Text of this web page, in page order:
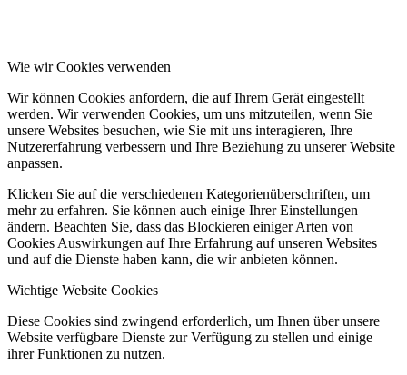
Wie wir Cookies verwenden
Wir können Cookies anfordern, die auf Ihrem Gerät eingestellt
werden. Wir verwenden Cookies, um uns mitzuteilen, wenn Sie
unsere Websites besuchen, wie Sie mit uns interagieren, Ihre
Nutzererfahrung verbessern und Ihre Beziehung zu unserer Website
anpassen.
Klicken Sie auf die verschiedenen Kategorienüberschriften, um
mehr zu erfahren. Sie können auch einige Ihrer Einstellungen
ändern. Beachten Sie, dass das Blockieren einiger Arten von
Cookies Auswirkungen auf Ihre Erfahrung auf unseren Websites
und auf die Dienste haben kann, die wir anbieten können.
Wichtige Website Cookies
Diese Cookies sind zwingend erforderlich, um Ihnen über unsere
Website verfügbare Dienste zur Verfügung zu stellen und einige
ihrer Funktionen zu nutzen.